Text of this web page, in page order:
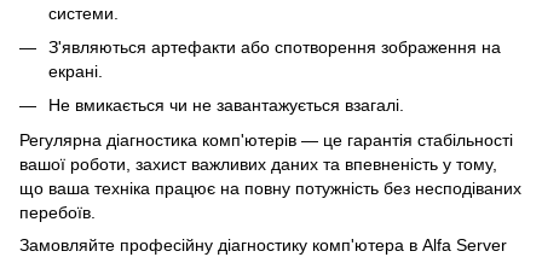
системи.
З'являються артефакти або спотворення зображення на
екрані.
Не вмикається чи не завантажується взагалі.
Регулярна діагностика комп'ютерів — це гарантія стабільності
вашої роботи, захист важливих даних та впевненість у тому,
що ваша техніка працює на повну потужність без несподіваних
перебоїв.
Замовляйте професійну діагностику комп'ютера в Alfa Server